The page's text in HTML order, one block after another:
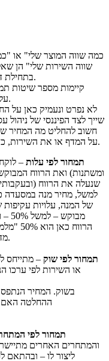
שווה השירות שלי" הן
בתחילת דרכם, כמו גם מבעלי עסקים ותיקים ומנוסים.
קיימות מספר שיטות
עלות, תמחור לפי השוק, תמחור לפי המתחרים.
לא נפרט ונעמיק כאן על
שייך לצד הפיננסי של ניהול
חשוב להחליט מה המחיר
על המדף או את השירות, כדי למקסם את ההכנסה – וכדי לתמוך במותג.
תמחור לפי עלות –
ומשתנות) ואת הרווח
שנעלה את הרווח
מדובר ברווח של 20 ₪ על מוצר שעלותו 40 ₪).
תמחור לפי שוק – מתייחס
או השירות לפי ערכו
ההחלטה האם
תמחור לפי
והמתחרים האחרים
ליצור לו –